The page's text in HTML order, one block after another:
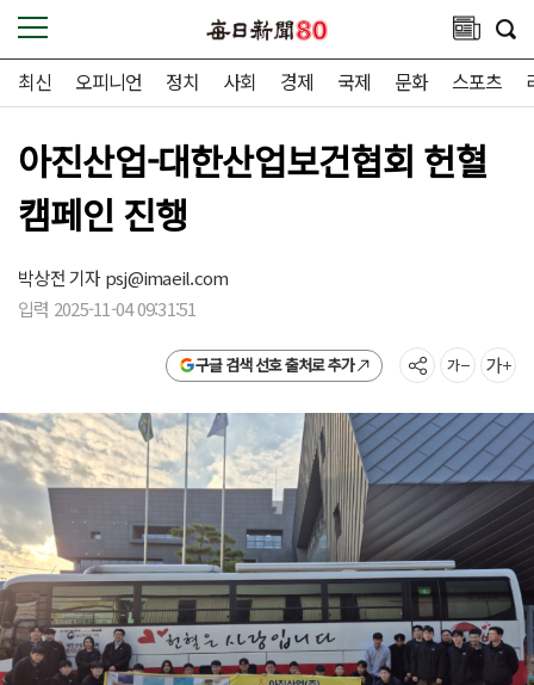
최신 오피니언 정치 사회 경제 국제 문화 스포츠
아진산업-대한산업보건협회 헌혈
캠페인 진행
박상전 기자psj@imaeil.com
입력 2025-11-04 09:31:51
구글 검색 선호 출처로 추가